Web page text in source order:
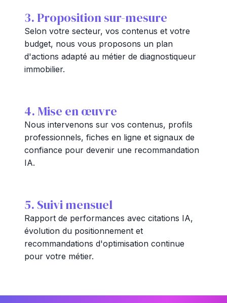
3. Proposition sur-mesure
Selon votre secteur, vos contenus et votre
budget, nous vous proposons un plan
d'actions adapté au métier de diagnostiqueur
immobilier.
4. Mise en œuvre
Nous intervenons sur vos contenus, profils
professionnels, fiches en ligne et signaux de
confiance pour devenir une recommandation
IA.
5. Suivi mensuel
Rapport de performances avec citations IA,
évolution du positionnement et
recommandations d'optimisation continue
pour votre métier.